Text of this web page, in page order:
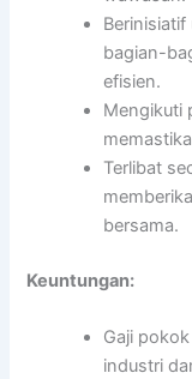
bagian-
efisien.
Mengikuti
Terlibat
bersama.
Keuntungan:
Gaji
industri